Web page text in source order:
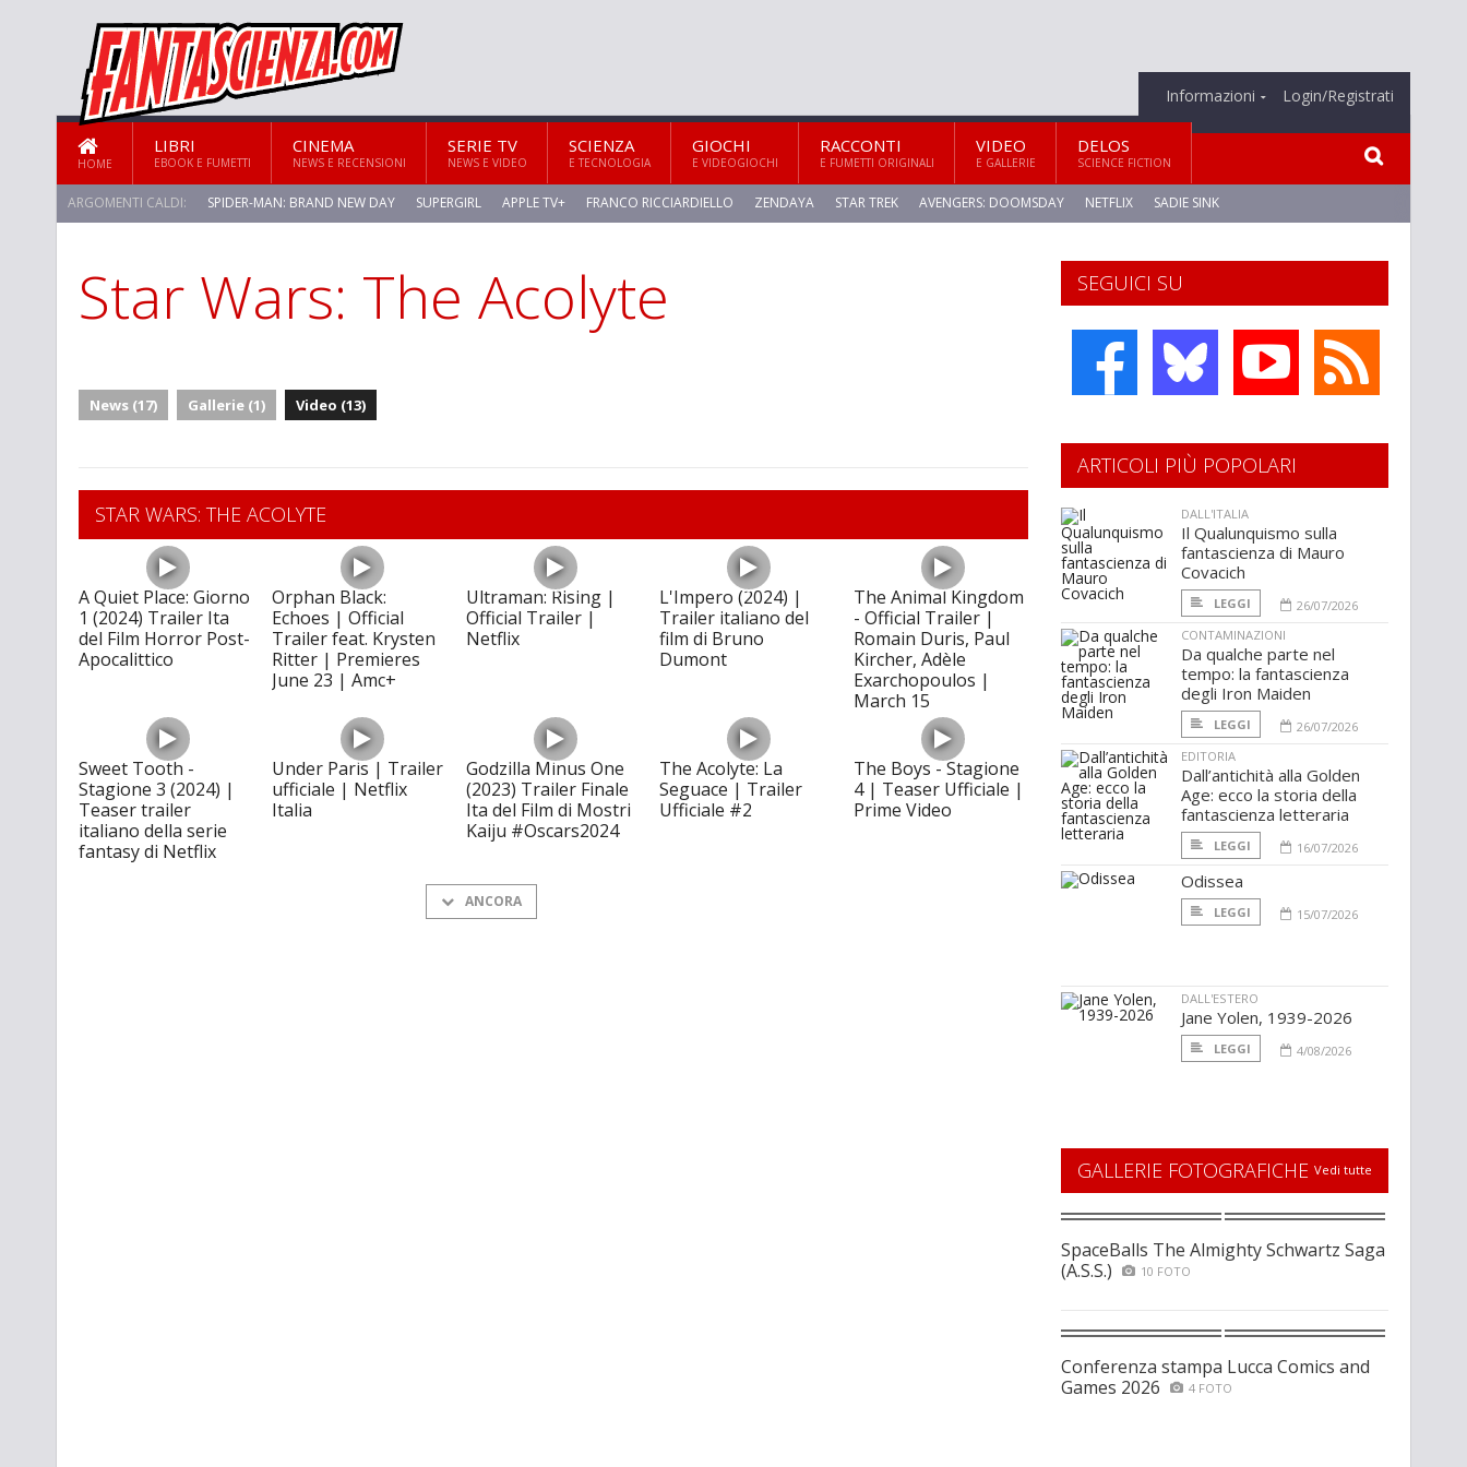
Informazioni Login/Registrati
HOME
LIBRI
EBOOK E FUMETTI
CINEMA
NEWS E RECENSIONI
SERIE TV
NEWS E VIDEO
SCIENZA
E TECNOLOGIA
GIOCHI
E VIDEOGIOCHI
RACCONTI
E FUMETTI ORIGINALI
VIDEO
E GALLERIE
DELOS
SCIENCE FICTION
ARGOMENTI CALDI: SPIDER-MAN: BRAND NEW DAY SUPERGIRL APPLE TV+ FRANCO RICCIARDIELLO ZENDAYA STAR TREK AVENGERS: DOOMSDAY NETFLIX SADIE SINK
STAR TREK: STRANGE NEW WORLDS
Star Wars: The Acolyte
News (17) Gallerie (1) Video (13)
STAR WARS: THE ACOLYTE
A Quiet Place: Giorno
1 (2024) Trailer Ita
del Film Horror Post-
Apocalittico
Orphan Black:
Echoes | Official
Trailer feat. Krysten
Ritter | Premieres
June 23 | Amc+
Ultraman: Rising |
Official Trailer |
Netflix
L'Impero (2024) |
Trailer italiano del
film di Bruno
Dumont
The Animal Kingdom
- Official Trailer |
Romain Duris, Paul
Kircher, Adèle
Exarchopoulos |
March 15
Sweet Tooth -
Stagione 3 (2024) |
Teaser trailer
italiano della serie
fantasy di Netflix
Under Paris | Trailer
ufficiale | Netflix
Italia
Godzilla Minus One
(2023) Trailer Finale
Ita del Film di Mostri
Kaiju #Oscars2024
The Acolyte: La
Seguace | Trailer
Ufficiale #2
The Boys - Stagione
4 | Teaser Ufficiale |
Prime Video
ANCORA
SEGUICI SU
ARTICOLI PIÙ POPOLARI
DALL'ITALIA
Il Qualunquismo sulla
fantascienza di Mauro
Covacich
LEGGI
26/07/2026
CONTAMINAZIONI
Da qualche parte nel
tempo: la fantascienza
degli Iron Maiden
LEGGI
26/07/2026
EDITORIA
Dall’antichità alla Golden
Age: ecco la storia della
fantascienza letteraria
LEGGI 16/07/2026
Odissea
LEGGI 15/07/2026
DALL'ESTERO
Jane Yolen, 1939-2026
LEGGI 4/08/2026
GALLERIE FOTOGRAFICHE Vedi tutte
SpaceBalls The Almighty Schwartz Saga
(A.S.S.)
10 FOTO
Conferenza stampa Lucca Comics and
Games 2026
4 FOTO